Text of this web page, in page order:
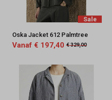
Sale
Oska Jacket 612 Palmtree
Vanaf € 197,40 € 329,00